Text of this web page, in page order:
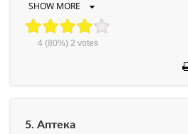
SHOW MORE
4(80%) 2 votes
5. Аптека